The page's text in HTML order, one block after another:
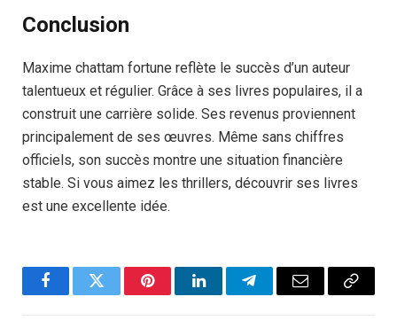
Conclusion
Maxime chattam fortune reflète le succès d’un auteur
talentueux et régulier. Grâce à ses livres populaires, il a
construit une carrière solide. Ses revenus proviennent
principalement de ses œuvres. Même sans chiffres
officiels, son succès montre une situation financière
stable. Si vous aimez les thrillers, découvrir ses livres
est une excellente idée.
FacebookTwitter PinterestLinkedInTelegramEmail
Copy